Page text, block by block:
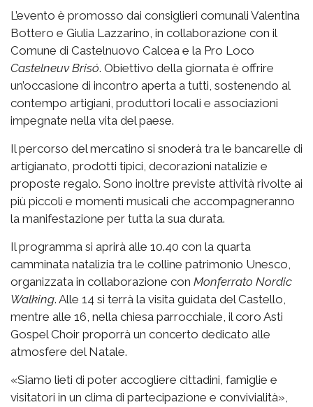
L’evento è promosso dai consiglieri comunali Valentina
Bottero e Giulia Lazzarino, in collaborazione con il
Comune di Castelnuovo Calcea e la Pro Loco
Castelneuv Brisó. Obiettivo della giornata è offrire
un’occasione di incontro aperta a tutti, sostenendo al
contempo artigiani, produttori locali e associazioni
impegnate nella vita del paese.
Il percorso del mercatino si snoderà tra le bancarelle di
artigianato, prodotti tipici, decorazioni natalizie e
proposte regalo. Sono inoltre previste attività rivolte ai
più piccoli e momenti musicali che accompagneranno
la manifestazione per tutta la sua durata.
Il programma si aprirà alle 10.40 con la quarta
camminata natalizia tra le colline patrimonio Unesco,
organizzata in collaborazione con Monferrato Nordic
Walking. Alle 14 si terrà la visita guidata del Castello,
mentre alle 16, nella chiesa parrocchiale, il coro Asti
Gospel Choir proporrà un concerto dedicato alle
atmosfere del Natale.
«Siamo lieti di poter accogliere cittadini, famiglie e
visitatori in un clima di partecipazione e convivialità»,